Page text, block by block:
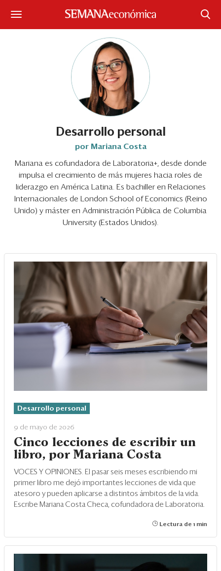
¿Qué está pasando?
Sectores y Empresas
Economía y Finanzas
Legal y Política
Ranking CEO
Edición Impresa
Desarrollo personal
por Mariana Costa
Mariana es cofundadora de Laboratoria+, desde donde
impulsa el crecimiento de más mujeres hacia roles de
liderazgo en América Latina. Es bachiller en Relaciones
Internacionales de London School of Economics (Reino
Unido) y máster en Administración Pública de Columbia
University (Estados Unidos).
Desarrollo personal
9 de mayo de 2026
Cinco lecciones de escribir un
libro, por Mariana Costa
VOCES Y OPINIONES. El pasar seis meses escribiendo mi
primer libro me dejó importantes lecciones de vida que
atesoro y pueden aplicarse a distintos ámbitos de la vida.
Escribe Mariana Costa Checa, cofundadora de Laboratoria.
Lectura de 1 min